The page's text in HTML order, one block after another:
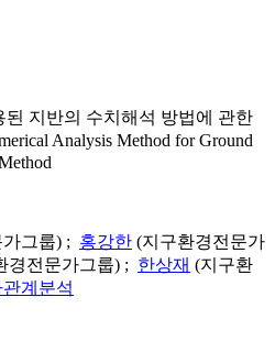
지반의 수치해석 방법에 관한
Analysis Method for Ground
그룹) ; 홍강한 (지구환경전문가
경전문가그룹) ; 한상재 (지구환
계분석